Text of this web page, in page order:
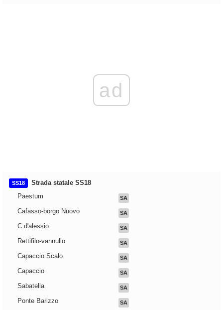
ad
SS18
Strada statale SS18
Paestum
SA
Cafasso-borgo Nuovo SA
C.d'alessio SA
Rettifilo-vannullo SA
Capaccio Scalo SA
Capaccio SA
Sabatella SA
Ponte Barizzo SA